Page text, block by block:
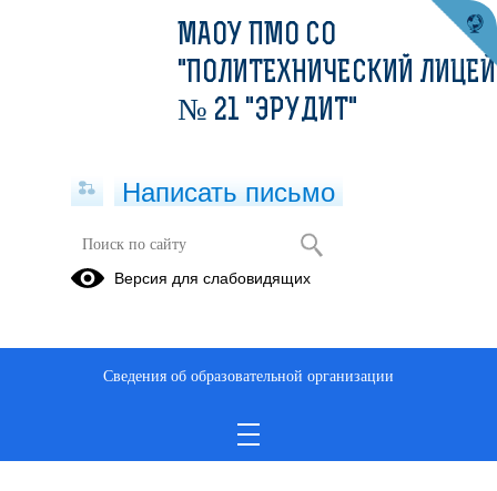
МАОУ ПМО СО
"ПОЛИТЕХНИЧЕСКИЙ ЛИЦЕЙ
№ 21 "ЭРУДИТ"
Написать письмо
Версия для слабовидящих
Сведения об образовательной организации